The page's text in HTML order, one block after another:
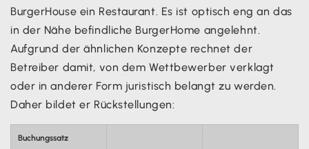
BurgerHouse ein Restaurant. Es ist optisch eng an das
in der Nähe befindliche BurgerHome angelehnt.
Aufgrund der ähnlichen Konzepte rechnet der
Betreiber damit, von dem Wettbewerber verklagt
oder in anderer Form juristisch belangt zu werden.
Daher bildet er Rückstellungen:
Buchungssatz